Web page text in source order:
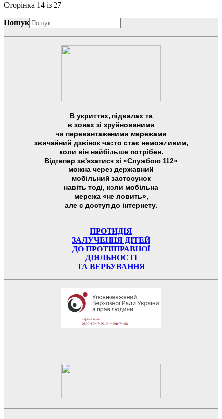
Сторінка 14 із 27
Пошук
В укриттях, підвалах та
в зонах зі зруйнованими
чи перевантаженими мережами
звичайний дзвінок часто стає неможливим,
коли він найбільше потрібен.
Відтепер зв'язатися зі «Службою 112»
можна через державний
мобільний застосунок
навіть тоді, коли мобільна
мережа «не ловить»,
але є доступ до інтернету.
ПРОТИДІЯ
ЗАЛУЧЕННЯ ДІТЕЙ
ДО ПРОТИПРАВНОЇ
ДІЯЛЬНОСТІ
ТА ВЕРБУВАННЯ